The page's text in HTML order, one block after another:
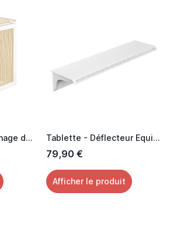
Cache radiateur cannage design avec tablette chêne Tablette - Déflecteur Equinoxe
79,90 €
Afficher le produit